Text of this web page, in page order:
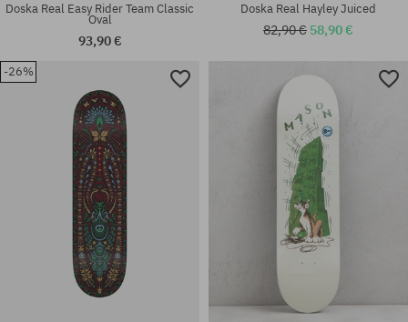
Dostupné veľkosti:
Dostupné veľkosti:
Doska Real Easy Rider Team Classic
Oval
93,90 €
Doska Real Hayley Juiced
82,90 € 58,90 €
-26%